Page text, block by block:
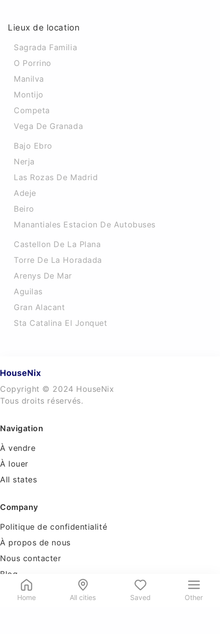
Home All cities Saved Other
Lieux de location
Sagrada Familia
O Porrino
Manilva
Montijo
Competa
Vega De Granada
Bajo Ebro
Nerja
Las Rozas De Madrid
Adeje
Beiro
Manantiales Estacion De Autobuses
Castellon De La Plana
Torre De La Horadada
Arenys De Mar
Aguilas
Gran Alacant
Sta Catalina El Jonquet
Copyright © 2024 HouseNix
Tous droits réservés.
Navigation
À vendre
À louer
All states
Company
Politique de confidentialité
À propos de nous
Nous contacter
Blog
Tools